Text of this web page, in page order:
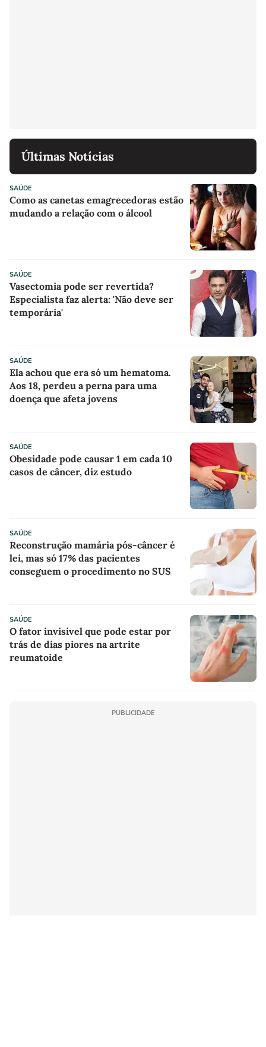
Últimas Notícias
SAÚDE
Como as canetas emagrecedoras estão
mudando a relação com o álcool
SAÚDE
Vasectomia pode ser revertida?
Especialista faz alerta: 'Não deve ser
temporária'
SAÚDE
Ela achou que era só um hematoma.
Aos 18, perdeu a perna para uma
doença que afeta jovens
SAÚDE
Obesidade pode causar 1 em cada 10
casos de câncer, diz estudo
SAÚDE
Reconstrução mamária pós-câncer é
lei, mas só 17% das pacientes
conseguem o procedimento no SUS
SAÚDE
O fator invisível que pode estar por
trás de dias piores na artrite
reumatoide
PUBLICIDADE